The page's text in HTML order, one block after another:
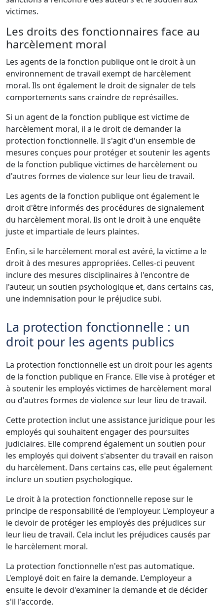
victimes.
Les droits des fonctionnaires face au
harcèlement moral
Les agents de la fonction publique ont le droit à un
environnement de travail exempt de harcèlement
moral. Ils ont également le droit de signaler de tels
comportements sans craindre de représailles.
Si un agent de la fonction publique est victime de
harcèlement moral, il a le droit de demander la
protection fonctionnelle. Il s'agit d'un ensemble de
mesures conçues pour protéger et soutenir les agents
de la fonction publique victimes de harcèlement ou
d'autres formes de violence sur leur lieu de travail.
Les agents de la fonction publique ont également le
droit d'être informés des procédures de signalement
du harcèlement moral. Ils ont le droit à une enquête
juste et impartiale de leurs plaintes.
Enfin, si le harcèlement moral est avéré, la victime a le
droit à des mesures appropriées. Celles-ci peuvent
inclure des mesures disciplinaires à l'encontre de
l'auteur, un soutien psychologique et, dans certains cas,
une indemnisation pour le préjudice subi.
La protection fonctionnelle : un
droit pour les agents publics
La protection fonctionnelle est un droit pour les agents
de la fonction publique en France. Elle vise à protéger et
à soutenir les employés victimes de harcèlement moral
ou d'autres formes de violence sur leur lieu de travail.
Cette protection inclut une assistance juridique pour les
employés qui souhaitent engager des poursuites
judiciaires. Elle comprend également un soutien pour
les employés qui doivent s'absenter du travail en raison
du harcèlement. Dans certains cas, elle peut également
inclure un soutien psychologique.
Le droit à la protection fonctionnelle repose sur le
principe de responsabilité de l'employeur. L'employeur a
le devoir de protéger les employés des préjudices sur
leur lieu de travail. Cela inclut les préjudices causés par
le harcèlement moral.
La protection fonctionnelle n'est pas automatique.
L'employé doit en faire la demande. L'employeur a
ensuite le devoir d'examiner la demande et de décider
s'il l'accorde.